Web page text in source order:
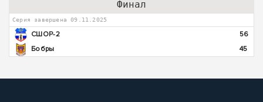
Финал
Серия завершена 09.11.2025
СШОР-2
56
Бобры
45